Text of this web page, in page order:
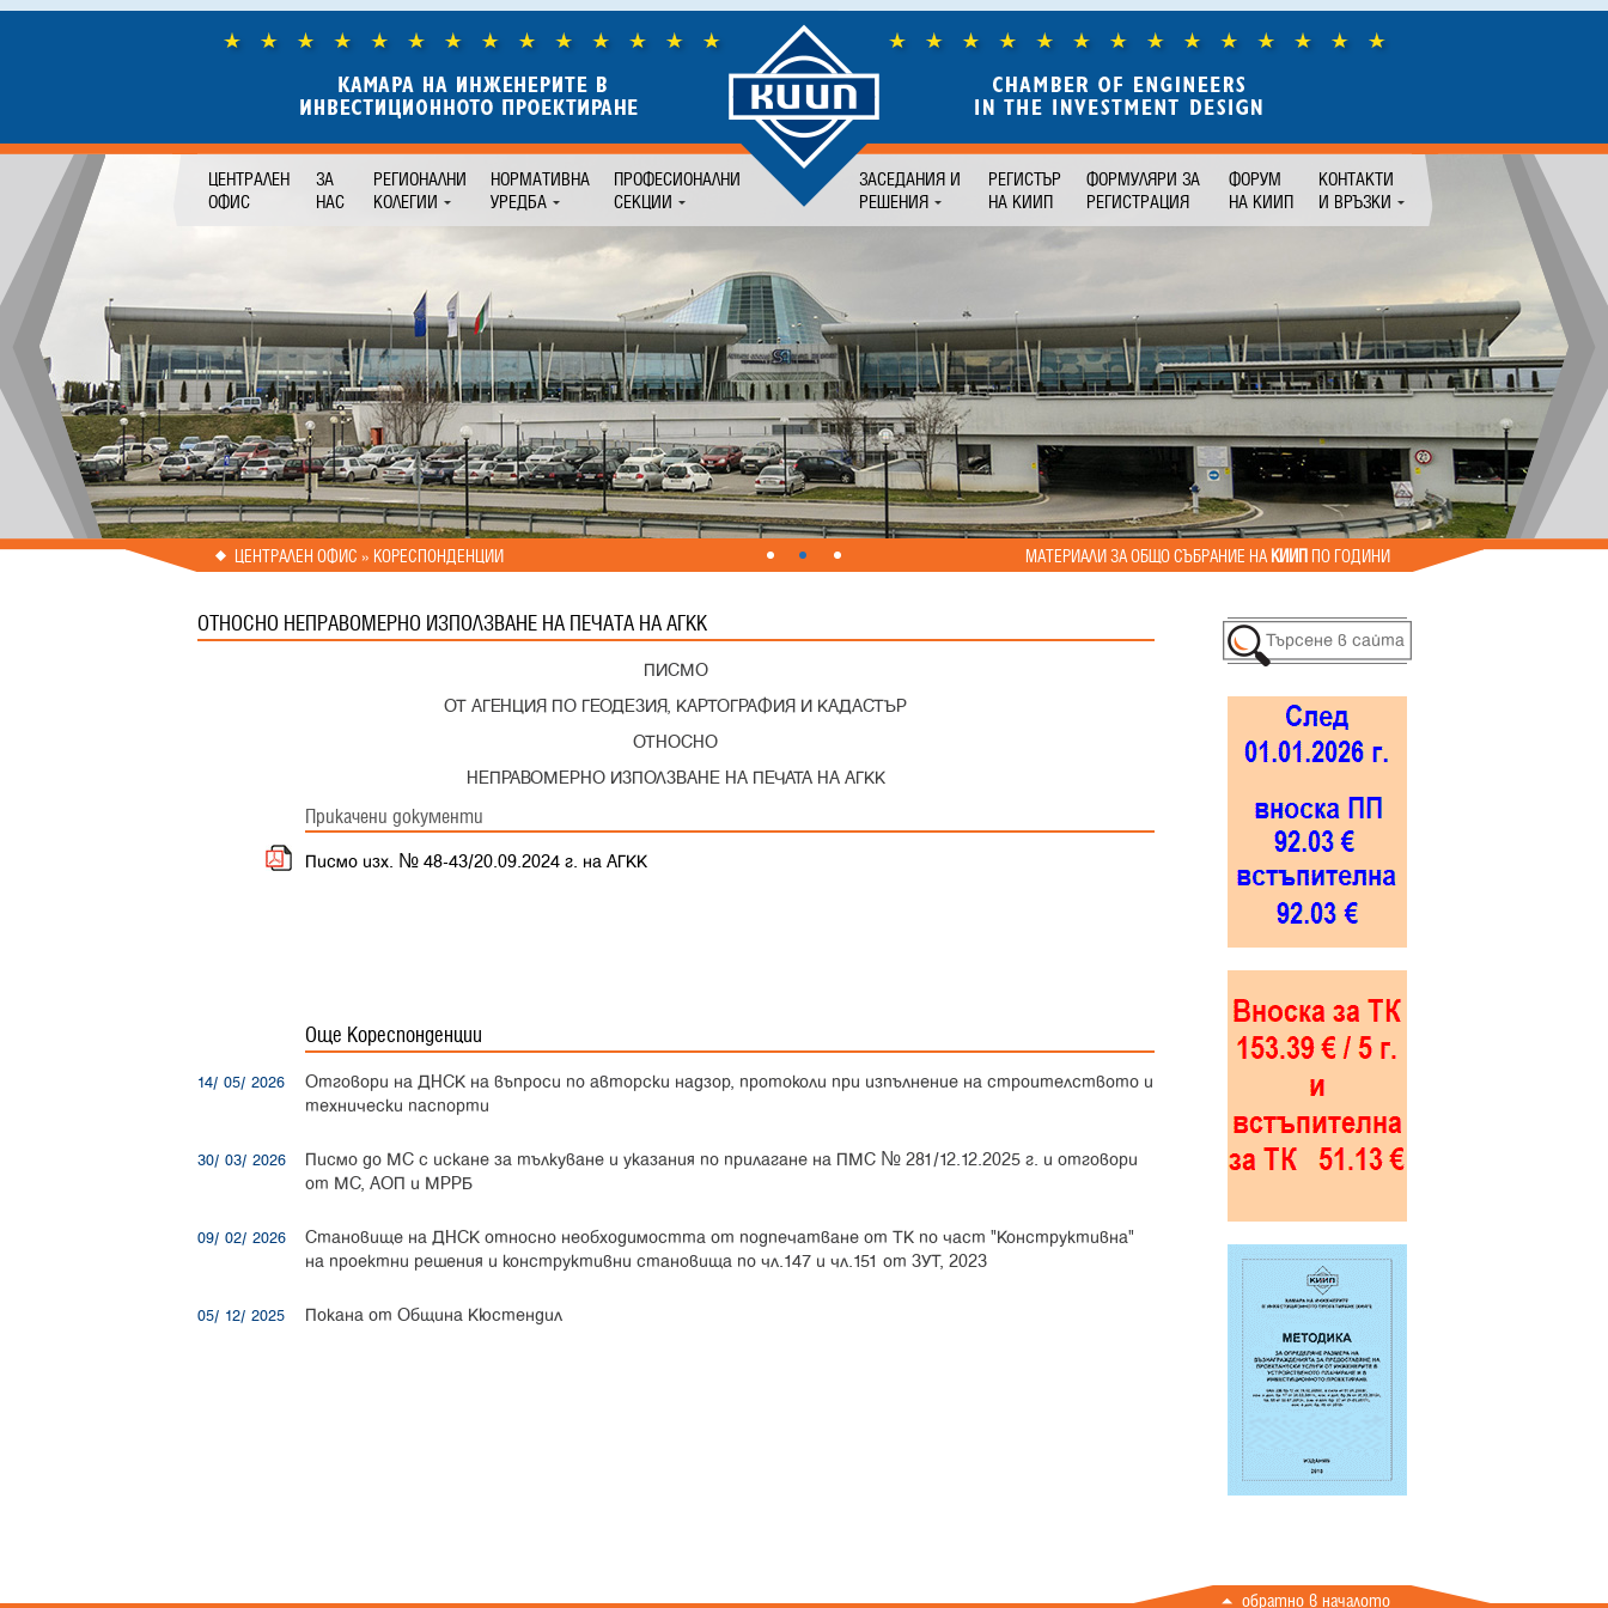
PrevNext
ЦЕНТРАЛЕН
ОФИС
ЗА
НАС
РЕГИОНАЛНИ
КОЛЕГИИ
НОРМАТИВНА
УРЕДБА
ПРОФЕСИОНАЛНИ
СЕКЦИИ
ЗАСЕДАНИЯ И
РЕШЕНИЯ
РЕГИСТЪР
НА КИИП
ФОРМУЛЯРИ ЗА
РЕГИСТРАЦИЯ
ФОРУМ
НА КИИП
КОНТАКТИ
И ВРЪЗКИ
ЦЕНТРАЛЕН ОФИС » КОРЕСПОНДЕНЦИИ МАТЕРИАЛИ ЗА ОБЩО СЪБРАНИЕ НАКИИППО ГОДИНИ
ОТНОСНО НЕПРАВОМЕРНО ИЗПОЛЗВАНЕ НА ПЕЧАТА НА АГКК
ПИСМО
ОТ АГЕНЦИЯ ПО ГЕОДЕЗИЯ, КАРТОГРАФИЯ И КАДАСТЪР
ОТНОСНО
НЕПРАВОМЕРНО ИЗПОЛЗВАНЕ НА ПЕЧАТА НА АГКК
Прикачени документи
Писмо изх. № 48-43/20.09.2024 г. на АГКК
Още Кореспонденции
14/ 05/ 2026
Отговори на ДНСК на въпроси по авторски надзор, протоколи при изпълнение на строителството и
технически паспорти
30/ 03/ 2026
Писмо до МС с искане за тълкуване и указания по прилагане на ПМС № 281/12.12.2025 г. и отговори
от МС, АОП и МРРБ
09/ 02/ 2026
Становище на ДНСК относно необходимостта от подпечатване от ТК по част "Конструктивна"
на проектни решения и конструктивни становища по чл.147 и чл.151 от ЗУТ, 2023
05/ 12/ 2025 Покана от Община Кюстендил
обратно в началото